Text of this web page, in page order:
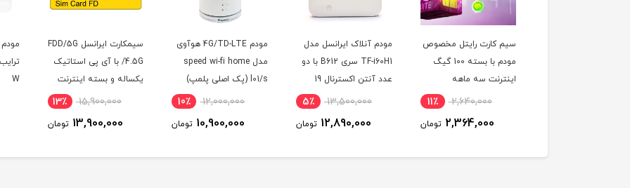
سیم کارت رایتل مخصوص
مودم با بسته 100 گیگ
اینترنت سه ماهه
2,640,000 11٪
2,364,000 تومان
مودم آنلاک ایرانسل مدل
TF-i60H1 سری B612 با دو
عدد آنتن اکسترنال 19
13,500,000 5٪
12,890,000 تومان
مودم 4G/TD-LTE هوآوی
مدل speed wi-fi home
l01/s (پک اصلی پلمپ)
12,000,000 10٪
10,900,000 تومان
سیمکارت ایرانسل FDD/5G
/4.5G با آی پی استاتیک
یکساله و بسته اینترنت
500 گیگ یک ساله
15,900,000 13٪
13,900,000 تومان
W